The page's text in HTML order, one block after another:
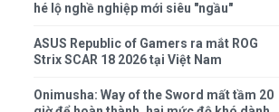
hé lộ nghề nghiệp mới siêu "ngầu"
ASUS Republic of Gamers ra mắt ROG
Strix SCAR 18 2026 tại Việt Nam
Onimusha: Way of the Sword mất tầm 20